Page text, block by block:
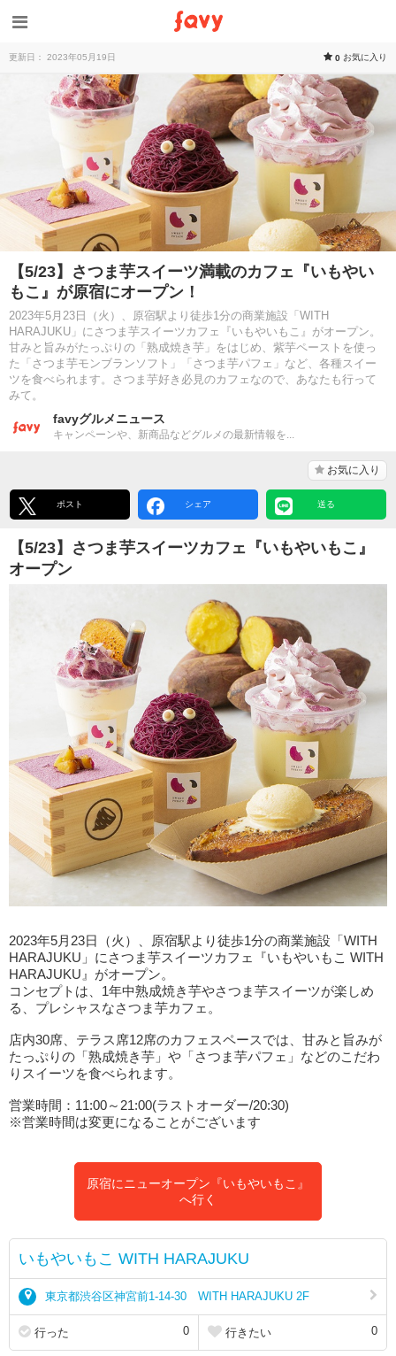
更新日： 2023年05月19日 0 お気に入り
【5/23】さつま芋スイーツ満載のカフェ『いもやい
もこ』が原宿にオープン！
2023年5月23日（火）、原宿駅より徒歩1分の商業施設「WITH
HARAJUKU」にさつま芋スイーツカフェ『いもやいもこ』がオープン。
甘みと旨みがたっぷりの「熟成焼き芋」をはじめ、紫芋ペーストを使っ
た「さつま芋モンブランソフト」「さつま芋パフェ」など、各種スイー
ツを食べられます。さつま芋好き必見のカフェなので、あなたも行って
みて。
favyグルメニュース
キャンペーンや、新商品などグルメの最新情報を...
お気に入り
ポスト シェア 送る
【5/23】さつま芋スイーツカフェ『いもやいもこ』
オープン
2023年5月23日（火）、原宿駅より徒歩1分の商業施設「WITH
HARAJUKU」にさつま芋スイーツカフェ『いもやいもこ WITH
HARAJUKU』がオープン。
コンセプトは、1年中熟成焼き芋やさつま芋スイーツが楽しめ
る、プレシャスなさつま芋カフェ。
店内30席、テラス席12席のカフェスペースでは、甘みと旨みが
たっぷりの「熟成焼き芋」や「さつま芋パフェ」などのこだわ
りスイーツを食べられます。
営業時間：11:00～21:00(ラストオーダー/20:30)
※営業時間は変更になることがございます
原宿にニューオープン『いもやいもこ』
へ行く
いもやいもこ WITH HARAJUKU
東京都渋谷区神宮前1-14-30 WITH HARAJUKU 2F
行った 0 行きたい 0